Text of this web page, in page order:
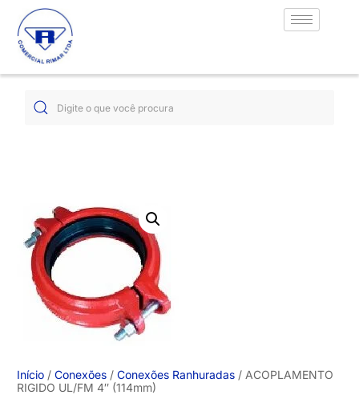
Início /Conexões /Conexões Ranhuradas / ACOPLAMENTO
RIGIDO UL/FM 4″ (114mm)